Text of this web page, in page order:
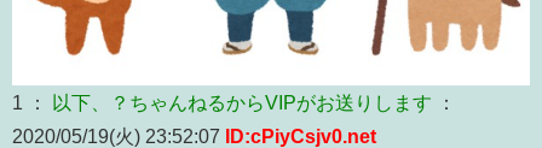
1 ： 以下、？ちゃんねるからVIPがお送りします ：
2020/05/19(火) 23:52:07
ID:cPiyCsjv0.net